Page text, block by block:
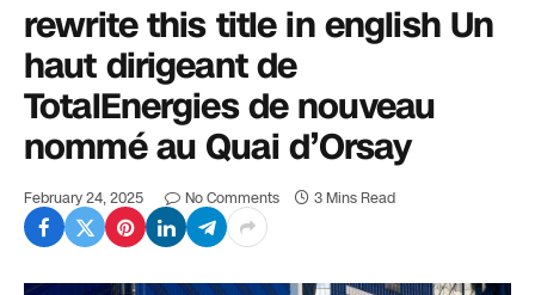
rewrite this title in english Un
haut dirigeant de
TotalEnergies de nouveau
nommé au Quai d’Orsay
February 24, 2025 No Comments 3 Mins Read